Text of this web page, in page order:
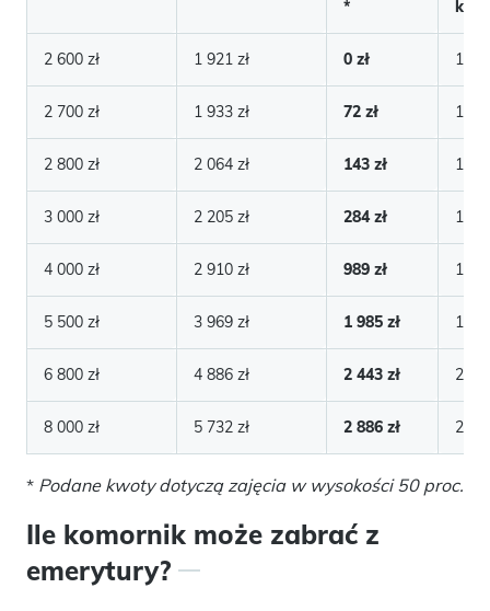
*
2 600 zł 1 921 zł 0 zł 1
2 700 zł 1 933 zł 72 zł 1
2 800 zł 2 064 zł 143 zł 1
3 000 zł 2 205 zł 284 zł 1
4 000 zł 2 910 zł 989 zł 1
5 500 zł 3 969 zł 1 985 zł 1
6 800 zł 4 886 zł 2 443 zł 2
8 000 zł 5 732 zł 2 886 zł 2
* Podane kwoty dotyczą zajęcia w wysokości 50 proc.
Ile komornik może zabrać z
emerytury?